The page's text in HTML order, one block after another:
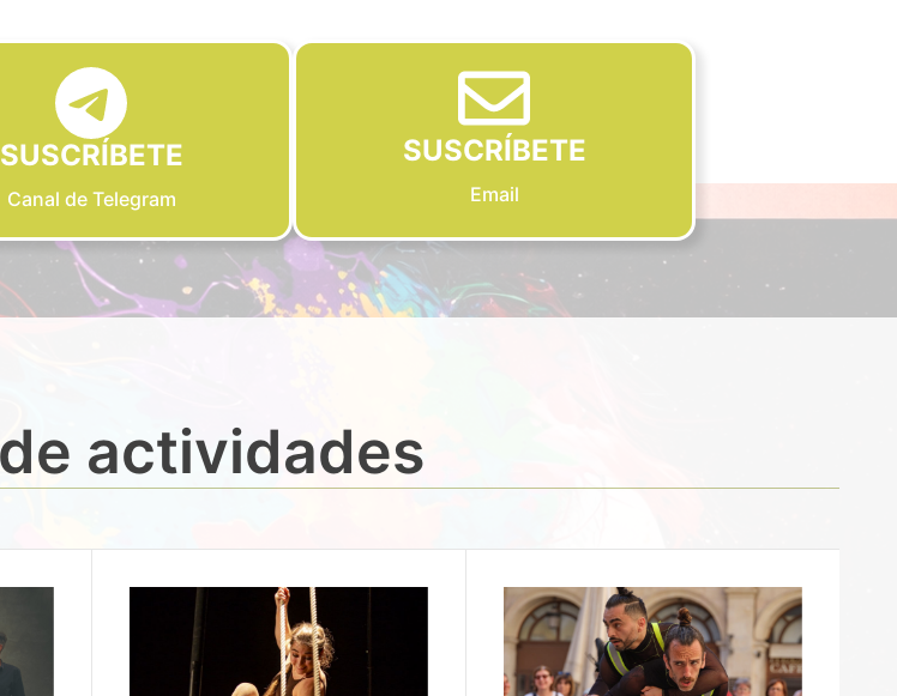
SUSCRÍBETE
Canal de Telegram
SUSCRÍBETE
Email
actividades